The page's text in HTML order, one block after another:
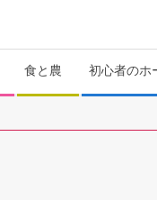
食と農 初心者のホ